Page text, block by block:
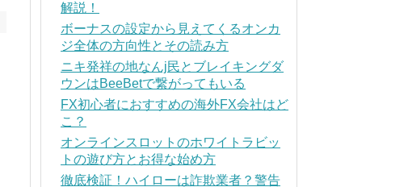
解説！
ボーナスの設定から見えてくるオンカ
ジ全体の方向性とその読み方
ニキ発祥の地なんj民とブレイキングダ
ウンはBeeBetで繋がってもいる
FX初心者におすすめの海外FX会社はど
こ？
オンラインスロットのホワイトラビッ
トの遊び方とお得な始め方
徹底検証！ハイローは詐欺業者？警告